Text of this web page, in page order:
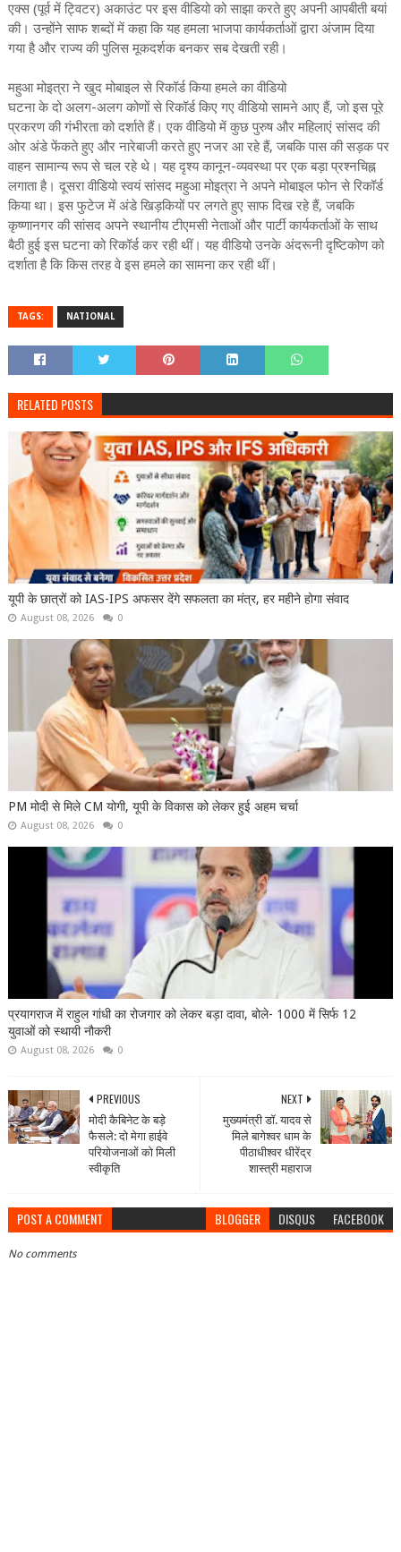
एक्स (पूर्व में ट्विटर) अकाउंट पर इस वीडियो को साझा करते हुए अपनी आपबीती बयां
की। उन्होंने साफ शब्दों में कहा कि यह हमला भाजपा कार्यकर्ताओं द्वारा अंजाम दिया
गया है और राज्य की पुलिस मूकदर्शक बनकर सब देखती रही।
महुआ मोइत्रा ने खुद मोबाइल से रिकॉर्ड किया हमले का वीडियो
घटना के दो अलग-अलग कोणों से रिकॉर्ड किए गए वीडियो सामने आए हैं, जो इस पूरे
प्रकरण की गंभीरता को दर्शाते हैं। एक वीडियो में कुछ पुरुष और महिलाएं सांसद की
ओर अंडे फेंकते हुए और नारेबाजी करते हुए नजर आ रहे हैं, जबकि पास की सड़क पर
वाहन सामान्य रूप से चल रहे थे। यह दृश्य कानून-व्यवस्था पर एक बड़ा प्रश्नचिह्न
लगाता है। दूसरा वीडियो स्वयं सांसद महुआ मोइत्रा ने अपने मोबाइल फोन से रिकॉर्ड
किया था। इस फुटेज में अंडे खिड़कियों पर लगते हुए साफ दिख रहे हैं, जबकि
कृष्णानगर की सांसद अपने स्थानीय टीएमसी नेताओं और पार्टी कार्यकर्ताओं के साथ
बैठी हुई इस घटना को रिकॉर्ड कर रही थीं। यह वीडियो उनके अंदरूनी दृष्टिकोण को
दर्शाता है कि किस तरह वे इस हमले का सामना कर रही थीं।
TAGS: NATIONAL
RELATED POSTS
यूपी के छात्रों को IAS-IPS अफसर देंगे सफलता का मंत्र, हर महीने होगा संवाद
August 08, 2026 0
PM मोदी से मिले CM योगी, यूपी के विकास को लेकर हुई अहम चर्चा
August 08, 2026 0
प्रयागराज में राहुल गांधी का रोजगार को लेकर बड़ा दावा, बोले- 1000 में सिर्फ 12
युवाओं को स्थायी नौकरी
August 08, 2026 0
NEXT
मुख्यमंत्री डॉ. यादव से
मिले बागेश्वर धाम के
पीठाधीश्वर धीरेंद्र
शास्त्री महाराज
PREVIOUS
मोदी कैबिनेट के बड़े
फैसले: दो मेगा हाईवे
परियोजनाओं को मिली
स्वीकृति
POST A COMMENT BLOGGER DISQUS FACEBOOK
No comments